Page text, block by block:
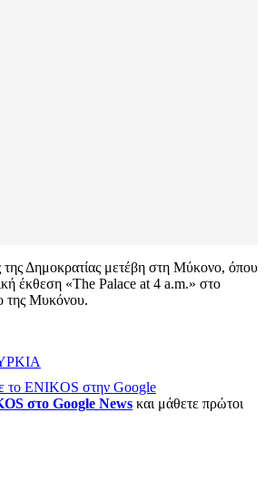
Δημοκρατίας μετέβη στη Μύκονο, όπου
έκθεση «The Palace at 4 a.m.» στο
της Μυκόνου.
το ENIKOS στην Google
στο Google News και μάθετε πρώτοι